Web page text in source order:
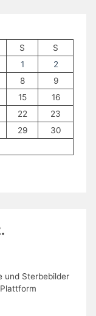
S
S
1
2
8
9
15
16
22
23
29
30
und Sterbebilder